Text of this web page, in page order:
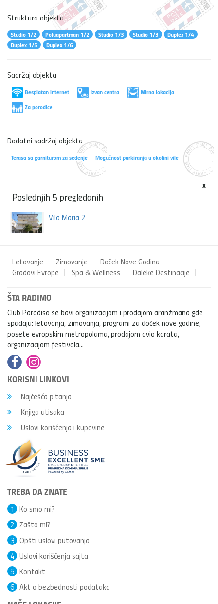
Struktura objekta
Studio 1/2 Poluapartman 1/2 Studio 1/3 Studio 1/3
Duplex 1/4
Duplex 1/5
Duplex 1/6
Sadržaj objekta
Besplatan internet Izvan centra
Mirna lokacija
Za porodice
Dodatni sadržaj objekta
Terasa sa garniturom za sedenje Mogućnost parkiranja u okolini vile
x
Poslednjih 5 pregledanih
Vila Maria 2
Letovanje Zimovanje
Doček Nove Godina
Gradovi Evrope
Spa & Wellness Daleke Destinacije
ŠTA RADIMO
Club Paradiso se bavi organizacijom i prodajom aranžmana gde
spadaju: letovanja, zimovanja, programi za doček nove godine,
posete evropskim metropolama, prodajom avio karata,
organizacijom festivala...
KORISNI LINKOVI
Najčešća pitanja
Knjiga utisaka
Uslovi korišćenja i kupovine
TREBA DA ZNATE
Ko smo mi?
1
Zašto mi?
2
Opšti uslovi putovanja
3
Uslovi korišćenja sajta
4
Kontakt
5
Akt o bezbednosti podataka
6